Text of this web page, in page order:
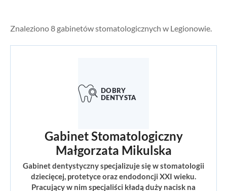
Znaleziono 8 gabinetów stomatologicznych w Legionowie.
Gabinet Stomatologiczny
Małgorzata Mikulska
Gabinet dentystyczny specjalizuje się w stomatologii
dziecięcej, protetyce oraz endodoncji XXI wieku.
Pracujący w nim specjaliści kładą duży nacisk na